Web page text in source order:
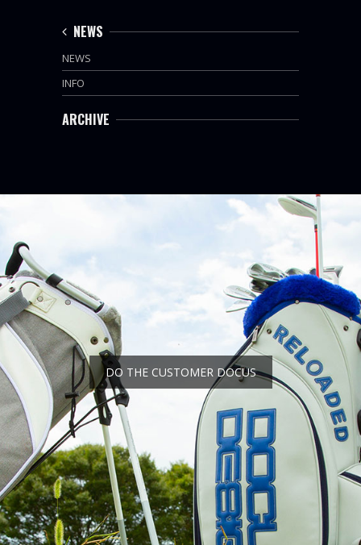
NEWS
NEWS
INFO
ARCHIVE
DO THE CUSTOMER DOCUS